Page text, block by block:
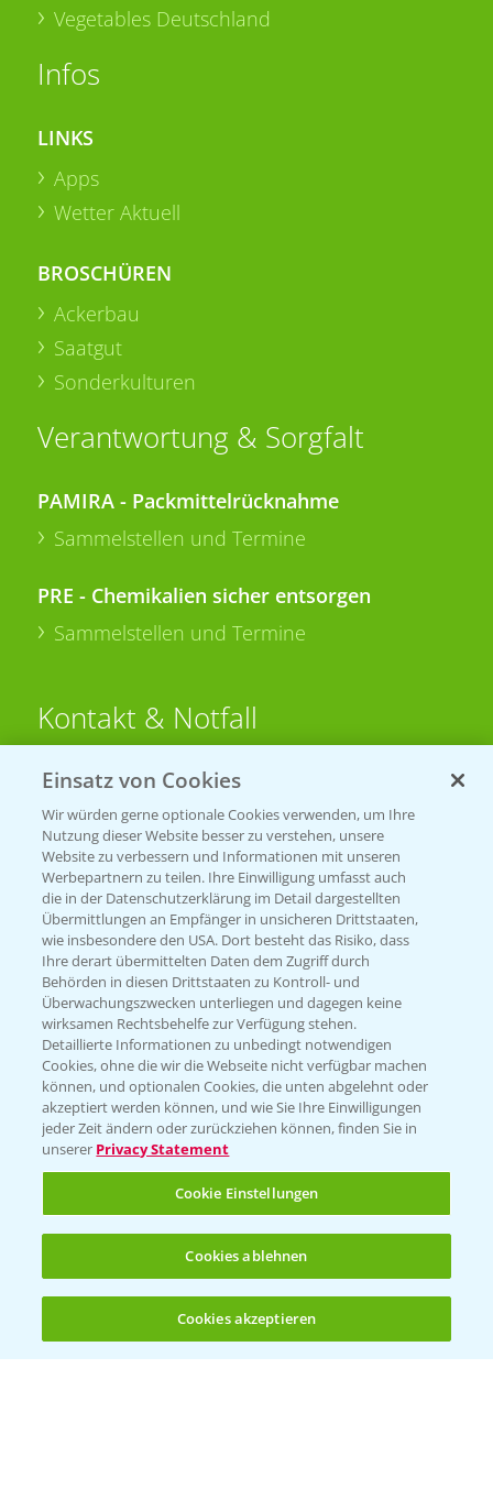
(noch 4)
Vegetables Deutschland
Infos
LINKS
Apps
Wetter Aktuell
BROSCHÜREN
Ackerbau
Saatgut
Sonderkulturen
Verantwortung & Sorgfalt
PAMIRA - Packmittelrücknahme
Sammelstellen und Termine
PRE - Chemikalien sicher entsorgen
Sammelstellen und Termine
Kontakt & Notfall
Beratung auf WhatsApp
T.+49 (0)174 346 564 1
KONTAKT
Hilfe in Notfällen
T.+49 (0)214/30-20220
Folgen Sie uns
Allgemeine Nutzungsbedingungen
Datenschutzerklärung
Einsatz von Cookies
Wir würden gerne optionale Cookies verwenden, um Ihre
Nutzung dieser Website besser zu verstehen, unsere
Website zu verbessern und Informationen mit unseren
Werbepartnern zu teilen. Ihre Einwilligung umfasst auch
die in der Datenschutzerklärung im Detail dargestellten
Übermittlungen an Empfänger in unsicheren Drittstaaten,
wie insbesondere den USA. Dort besteht das Risiko, dass
Ihre derart übermittelten Daten dem Zugriff durch
Behörden in diesen Drittstaaten zu Kontroll- und
Überwachungszwecken unterliegen und dagegen keine
wirksamen Rechtsbehelfe zur Verfügung stehen.
Detaillierte Informationen zu unbedingt notwendigen
Cookies, ohne die wir die Webseite nicht verfügbar machen
können, und optionalen Cookies, die unten abgelehnt oder
akzeptiert werden können, und wie Sie Ihre Einwilligungen
jeder Zeit ändern oder zurückziehen können, finden Sie in
unserer Privacy Statement
Cookie Einstellungen
Cookies ablehnen
Cookies akzeptieren